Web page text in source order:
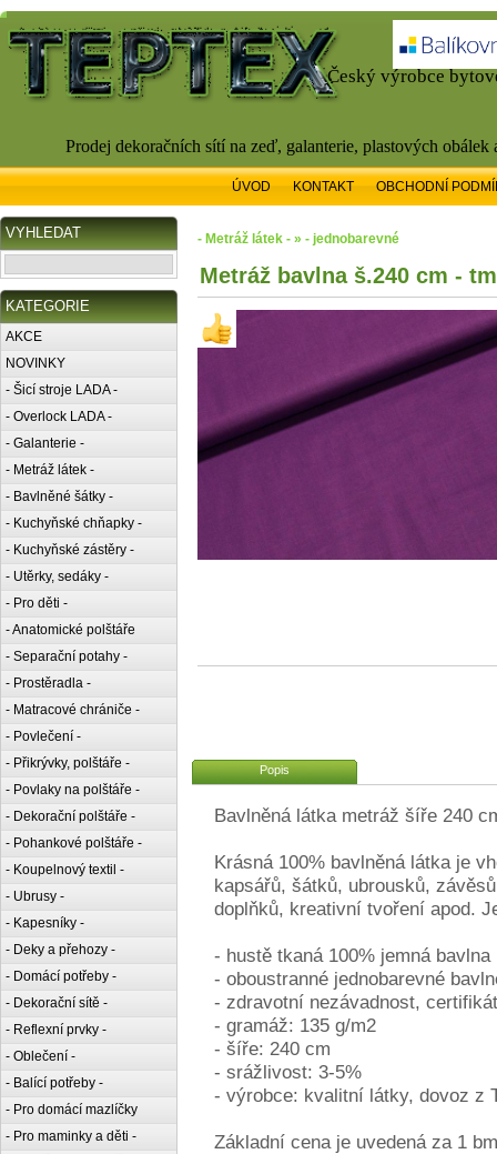
Český výrobce
Prodej dekoračních sítí na zeď, galanterie, plastových
ÚVOD KONTAKT OBCHODNÍ
VYHLEDAT
KATEGORIE
AKCE
NOVINKY
- Šicí stroje LADA -
- Overlock LADA -
- Galanterie -
- Metráž látek -
- Bavlněné šátky -
- Kuchyňské chňapky -
- Kuchyňské zástěry -
- Utěrky, sedáky -
- Pro děti -
- Anatomické polštáře
- Separační potahy -
- Prostěradla -
- Matracové chrániče -
- Povlečení -
- Přikrývky, polštáře -
- Povlaky na polštáře -
- Dekorační polštáře -
- Pohankové polštáře -
- Koupelnový textil -
- Ubrusy -
- Kapesníky -
- Deky a přehozy -
- Domácí potřeby -
- Dekorační sítě -
- Reflexní prvky -
- Oblečení -
- Balící potřeby -
- Pro domácí mazlíčky
- Pro maminky a děti -
- Metráž látek - » - jednobarevné
Metráž bavlna š.240 cm -
Popis
Bavlněná látka metráž šíře 240
Krásná 100% bavlněná látka je
kapsářů, šátků, ubrousků,
doplňků, kreativní tvoření apod.
- hustě tkaná 100% jemná bavlna
- oboustranné jednobarevné
- zdravotní nezávadnost,
- gramáž: 135 g/m2
- šíře: 240 cm
- srážlivost: 3-5%
- výrobce: kvalitní látky, dovoz z
Základní cena je uvedená za 1